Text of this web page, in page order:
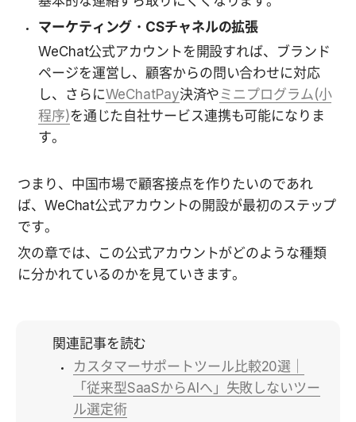
マーケティング・CSチャネルの拡張
WeChat公式アカウントを開設すれば、ブランド
ページを運営し、顧客からの問い合わせに対応
し、さらにWeChatPay決済や ミニプログラム(小
程序)を通じた自社サービス連携も可能になりま
す。
つまり、中国市場で顧客接点を作りたいのであれ
ば、WeChat公式アカウントの開設が最初のステップ
です。
次の章では、この公式アカウントがどのような種類
に分かれているのかを見ていきます。
関連記事を読む
カスタマーサポートツール比較20選｜
「従来型SaaSからAIへ」失敗しないツー
ル選定術